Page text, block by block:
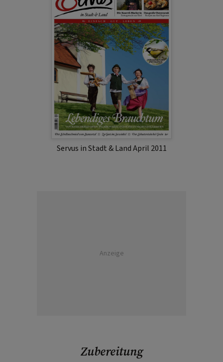
Servus in Stadt & Land April 2011
Anzeige
Zubereitung